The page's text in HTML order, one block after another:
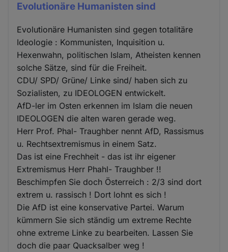
Evolutionäre Humanisten sind
Evolutionäre Humanisten sind gegen totalitäre
Ideologie : Kommunisten, Inquisition u.
Hexenwahn, politischen Islam, Atheisten kennen
solche Sätze, sind für die Freiheit.
CDU/ SPD/ Grüne/ Linke sind/ haben sich zu
Sozialisten, zu IDEOLOGEN entwickelt.
AfD-ler im Osten erkennen im Islam die neuen
IDEOLOGEN die alten waren gerade weg.
Herr Prof. Phal- Traughber nennt AfD, Rassismus
u. Rechtsextremismus in einem Satz.
Das ist eine Frechheit - das ist ihr eigener
Extremismus Herr Phahl- Traughber !!
Beschimpfen Sie doch Österreich : 2/3 sind dort
extrem u. rassisch ! Dort lohnt es sich !
Die AfD ist eine konservative Partei. Warum
kümmern Sie sich ständig um extreme Rechte
ohne extreme Linke zu bearbeiten. Lassen Sie
doch die paar Quacksalber weg !